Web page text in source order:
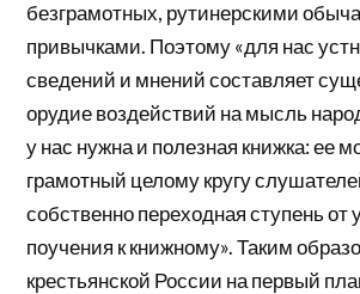
безграмотных, рутинерскими
привычками. Поэтому «для нас
сведений и мнений составляет
орудие воздействий на мысль
у нас нужна и полезная книжка: ее
грамотный целому кругу
собственно переходная ступень от
поучения к книжному». Таким
крестьянской России на первый